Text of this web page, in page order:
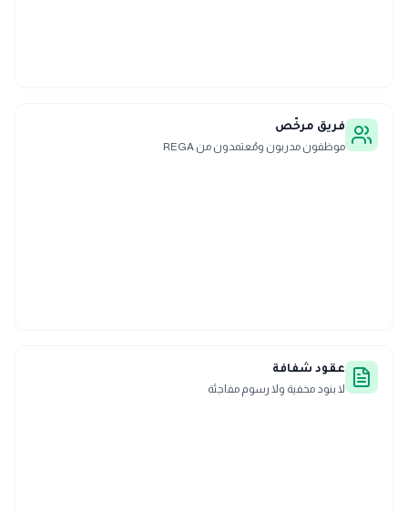
فريق مرخّص
موظفون مدربون ومُعتمدون من REGA
عقود شفافة
لا بنود مخفية ولا رسوم مفاجئة